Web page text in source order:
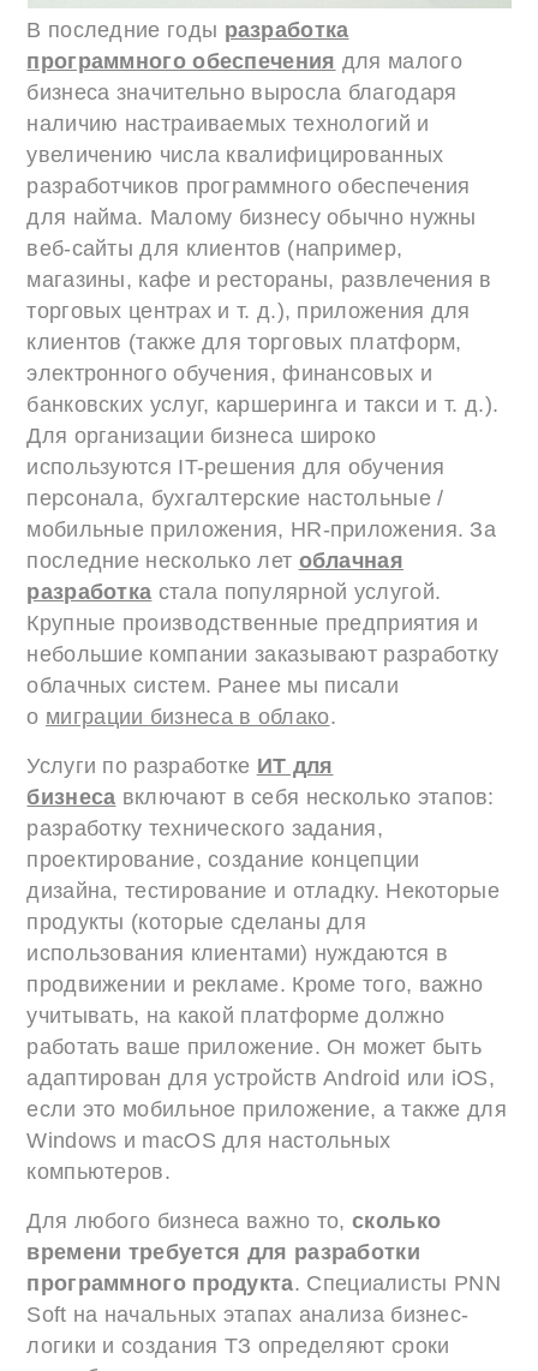
В последние годы разработка
программного обеспечения для малого
бизнеса значительно выросла благодаря
наличию настраиваемых технологий и
увеличению числа квалифицированных
разработчиков программного обеспечения
для найма. Малому бизнесу обычно нужны
веб-сайты для клиентов (например,
магазины, кафе и рестораны, развлечения в
торговых центрах и т. д.), приложения для
клиентов (также для торговых платформ,
электронного обучения, финансовых и
банковских услуг, каршеринга и такси и т. д.).
Для организации бизнеса широко
используются IT-решения для обучения
персонала, бухгалтерские настольные /
мобильные приложения, HR-приложения. За
последние несколько лет облачная
разработка стала популярной услугой.
Крупные производственные предприятия и
небольшие компании заказывают разработку
облачных систем. Ранее мы писали
о миграции бизнеса в облако.
Услуги по разработке ИТ для
бизнеса включают в себя несколько этапов:
разработку технического задания,
проектирование, создание концепции
дизайна, тестирование и отладку. Некоторые
продукты (которые сделаны для
использования клиентами) нуждаются в
продвижении и рекламе. Кроме того, важно
учитывать, на какой платформе должно
работать ваше приложение. Он может быть
адаптирован для устройств Android или iOS,
если это мобильное приложение, а также для
Windows и macOS для настольных
компьютеров.
Для любого бизнеса важно то,сколько
времени требуется для разработки
программного продукта. Специалисты PNN
Soft на начальных этапах анализа бизнес-
логики и создания ТЗ определяют сроки